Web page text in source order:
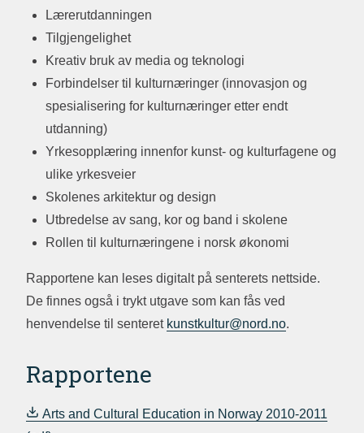
Lærerutdanningen
Tilgjengelighet
Kreativ bruk av media og teknologi
Forbindelser til kulturnæringer (innovasjon og
spesialisering for kulturnæringer etter endt
utdanning)
Yrkesopplæring innenfor kunst- og kulturfagene og
ulike yrkesveier
Skolenes arkitektur og design
Utbredelse av sang, kor og band i skolene
Rollen til kulturnæringene i norsk økonomi
Rapportene kan leses digitalt på senterets nettside.
De finnes også i trykt utgave som kan fås ved
henvendelse til senteret kunstkultur@nord.no.
Rapportene
Arts and Cultural Education in Norway 2010-2011